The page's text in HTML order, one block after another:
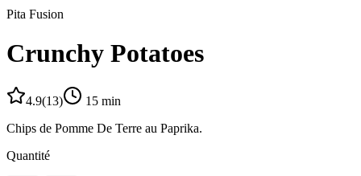
Pita Fusion
Crunchy Potatoes
4.9(13) 15 min
Chips de Pomme De Terre au Paprika.
Quantité